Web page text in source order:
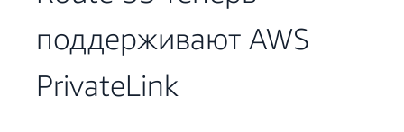
поддерживают AWS
PrivateLink